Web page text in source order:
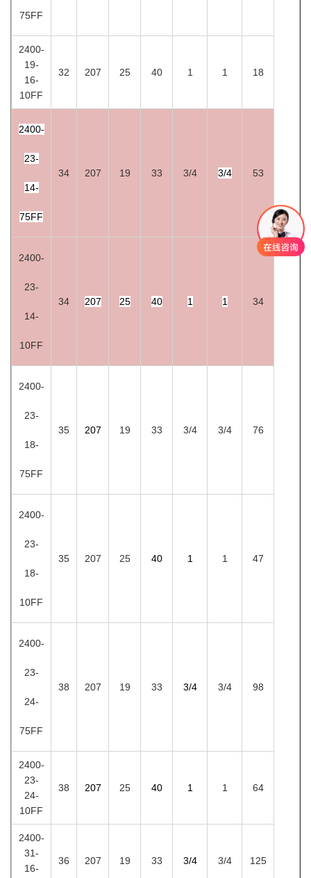
75FF
2400-
19-
16-
10FF
32 207 25 40 1 1 18
2400-
23-
14-
75FF
34 207 19 33 3/4 3/4 53
2400-
23-
14-
10FF
34 207 25 40 1 1 34
2400-
23-
18-
75FF
35 207 19 33 3/4 3/4 76
2400-
23-
18-
10FF
35 207 25 40 1 1 47
2400-
23-
24-
75FF
38 207 19 33 3/4 3/4 98
2400-
23-
24-
10FF
38 207 25 40 1 1 64
2400-
31-
16-
36 207 19 33 3/4 3/4 125